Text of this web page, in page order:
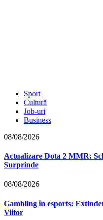
Sport
Cultură
Job-uri
Business
08/08/2026
Actualizare Dota 2 MMR:
Surprinde
08/08/2026
Gambling în esports:
Viitor